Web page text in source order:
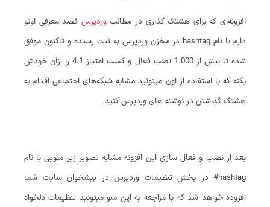
افزونه‌ای که برای هشتگ گذاری در مطالبوردپرس قصد معرفی اونو
دارم با نام hashtag در مخزن وردپرس به ثبت رسیده و تاکنون موفق
شده تا بیش از 1.000 نصب فعال و کسب امتیاز 4.1 را ازآن خودش
بکنه که با استفاده از اون میتونید مشابه شبکه‌های اجتماعی اقدام به
هشتگ گذاشتن در نوشته های وردپرس کنید.
بعد از نصب و فعال سازی این افزونه مشابه تصویر زیر منویی با نام
hashtag# در بخش تنظیمات وردپرس در پیشخوان سایت شما
افزوده خواهد شد که با مراجعه به این منو میتونید تنظیمات دلخواه